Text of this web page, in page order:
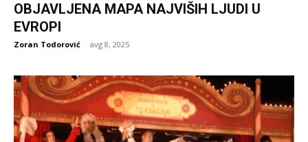
OBJAVLJENA MAPA NAJVIŠIH LJUDI U
EVROPI
Zoran Todorović - avg 8, 2025